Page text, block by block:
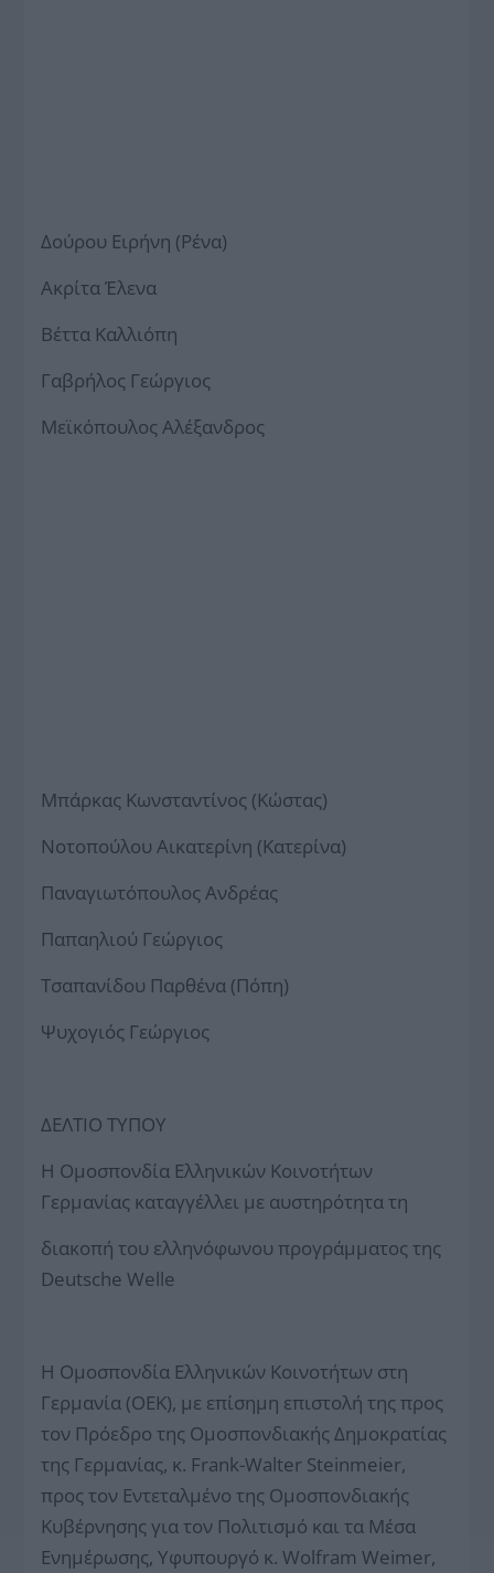
Δούρου Ειρήνη (Ρένα)
Ακρίτα Έλενα
Βέττα Καλλιόπη
Γαβρήλος Γεώργιος
Μεϊκόπουλος Αλέξανδρος
Μπάρκας Κωνσταντίνος (Κώστας)
Νοτοπούλου Αικατερίνη (Κατερίνα)
Παναγιωτόπουλος Ανδρέας
Παπαηλιού Γεώργιος
Τσαπανίδου Παρθένα (Πόπη)
Ψυχογιός Γεώργιος
ΔΕΛΤΙΟ ΤΥΠΟΥ
Η Ομοσπονδία Ελληνικών Κοινοτήτων
Γερμανίας καταγγέλλει με αυστηρότητα τη
διακοπή του ελληνόφωνου προγράμματος της
Deutsche Welle
Η Ομοσπονδία Ελληνικών Κοινοτήτων στη
Γερμανία (ΟΕΚ), με επίσημη επιστολή της προς
τον Πρόεδρο της Ομοσπονδιακής Δημοκρατίας
της Γερμανίας, κ. Frank-Walter Steinmeier,
προς τον Εντεταλμένο της Ομοσπονδιακής
Κυβέρνησης για τον Πολιτισμό και τα Μέσα
Ενημέρωσης, Υφυπουργό κ. Wolfram Weimer,